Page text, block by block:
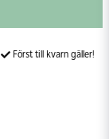
Först till kvarn gäller!